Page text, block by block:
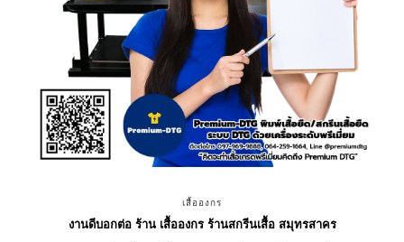
เสื้อองกร
งานดีบอกต่อ ร้าน เสื้อองกร ร้านสกรีนเสื้อ สมุทรสาคร